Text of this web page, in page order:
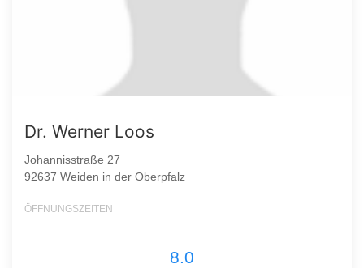
Dr. Werner Loos
Johannisstraße 27
92637 Weiden in der Oberpfalz
ÖFFNUNGSZEITEN
8.0